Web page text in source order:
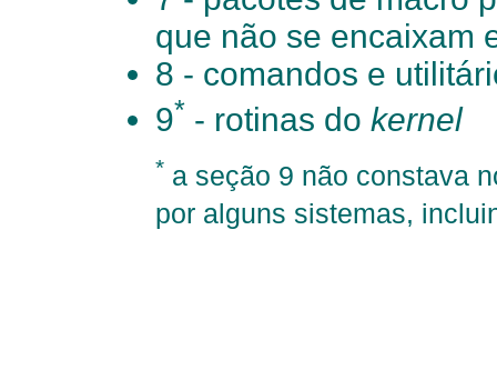
que não se encaixam
8 - comandos e
9* - rotinas do kernel
* a seção 9 não constava
por alguns sistemas,